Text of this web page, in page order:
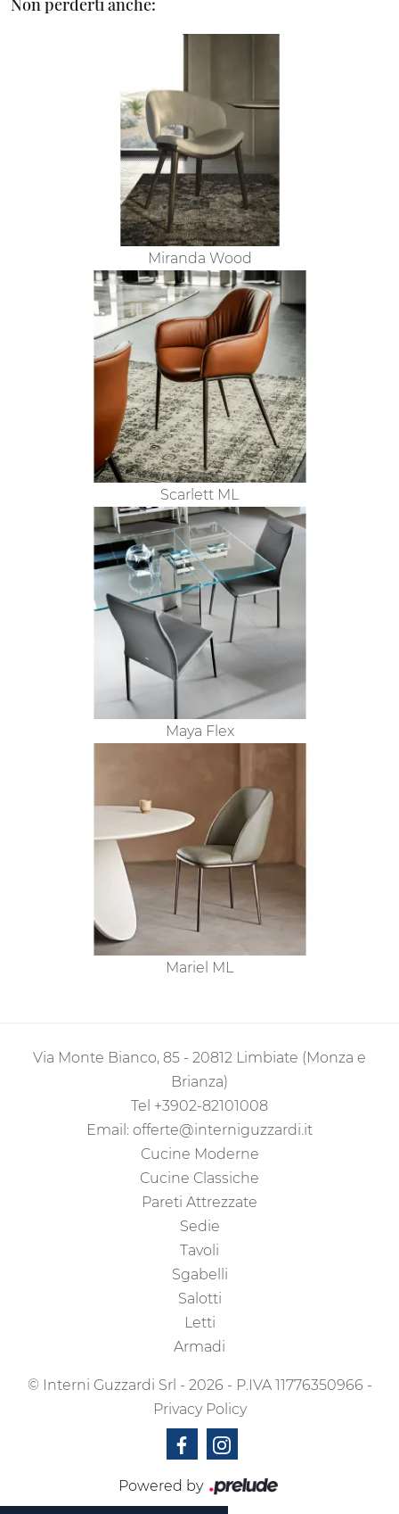
Miranda Wood
Scarlett ML
Maya Flex
Mariel ML
Via Monte Bianco, 85 - 20812 Limbiate (Monza e
Brianza)
Tel +3902-82101008
Email: offerte@interniguzzardi.it
Cucine Moderne
Cucine Classiche
Pareti Attrezzate
Sedie
Tavoli
Sgabelli
Salotti
Letti
Armadi
© Interni Guzzardi Srl - 2026 - P.IVA 11776350966 -
Privacy Policy
Powered by